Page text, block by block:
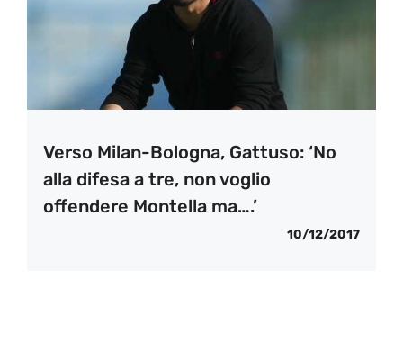
Verso Milan-Bologna, Gattuso: ‘No
alla difesa a tre, non voglio
offendere Montella ma….’
10/12/2017